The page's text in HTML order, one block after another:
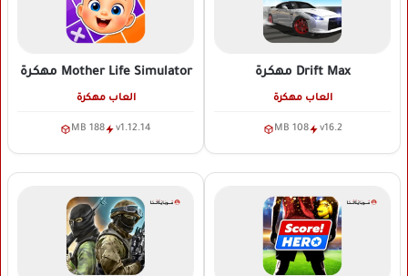
Drift Max مهكرة
العاب مهكرة
v16.2
108 MB
Mother Life Simulator مهكرة
العاب مهكرة
v1.12.14
188 MB